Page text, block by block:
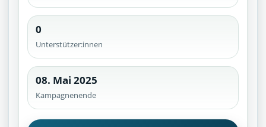
0
Unterstützer:innen
08. Mai 2025
Kampagnenende